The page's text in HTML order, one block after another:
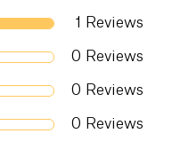
1 Reviews
0 Reviews
0 Reviews
0 Reviews